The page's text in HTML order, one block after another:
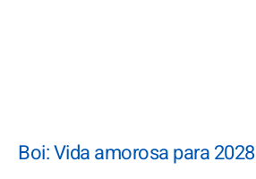
Boi: Vida amorosa para 2028